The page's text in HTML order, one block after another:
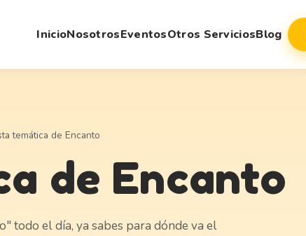
InicioNosotrosEventosOtros ServiciosBlog
temática de Encanto
de Encanto
todo el día, ya sabes para dónde va el